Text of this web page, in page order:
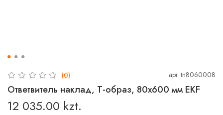
(0) арт.tn8060008
Ответвитель наклад, Т-образ, 80х600 мм EKF
12 035.00 kzt.